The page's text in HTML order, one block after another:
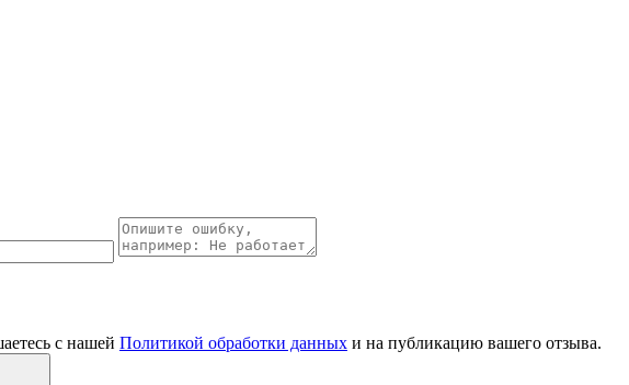
с нашей Политикой обработки данных и на публикацию вашего отзыва.